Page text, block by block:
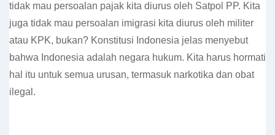
tidak mau persoalan pajak kita diurus oleh Satpol PP. Kita
juga tidak mau persoalan imigrasi kita diurus oleh militer
atau KPK, bukan? Konstitusi Indonesia jelas menyebut
bahwa Indonesia adalah negara hukum. Kita harus hormati
hal itu untuk semua urusan, termasuk narkotika dan obat
ilegal.